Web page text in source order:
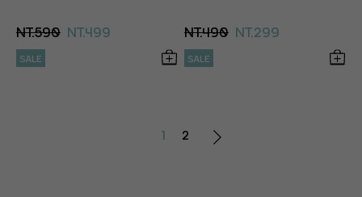
NT.590 NT.499
SALE
NT.490 NT.299
SALE
1 2